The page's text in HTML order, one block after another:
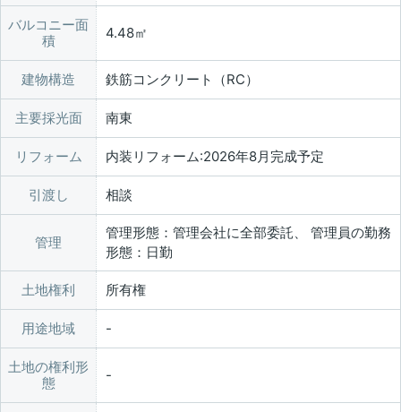
バルコニー面
積
4.48㎡
建物構造 鉄筋コンクリート（RC）
主要採光面 南東
リフォーム 内装リフォーム:2026年8月完成予定
引渡し 相談
管理
管理形態：管理会社に全部委託、 管理員の勤務
形態：日勤
土地権利 所有権
用途地域
土地の権利形
態